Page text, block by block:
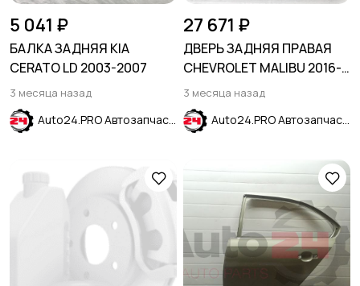
5 041 ₽
БАЛКА ЗАДНЯЯ KIA
CERATO LD 2003-2007
3 месяца назад
Auto24.PRO Автозапчасти
27 671 ₽
ДВЕРЬ ЗАДНЯЯ ПРАВАЯ
CHEVROLET MALIBU 2016-
2024
3 месяца назад
Auto24.PRO Автозапчасти